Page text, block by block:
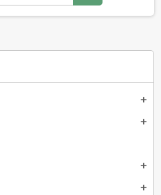
add
add
add
add